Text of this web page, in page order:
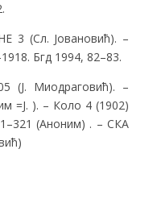
3 (Сл. Јовановић). –
Бгд 1994, 82–83.
(Ј. Миодраговић). –
=J. ). – Коло 4 (1902)
(Аноним) . – СКА